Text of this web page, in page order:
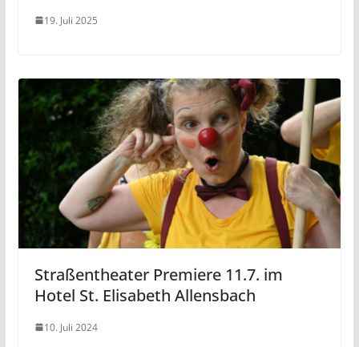
19. Juli 2025
Straßentheater Premiere 11.7. im
Hotel St. Elisabeth Allensbach
10. Juli 2024